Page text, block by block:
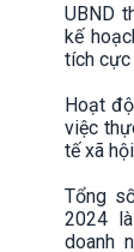
UBND
kế
tích cực
Hoạt
việc
tế xã
Tổng
2024
doanh